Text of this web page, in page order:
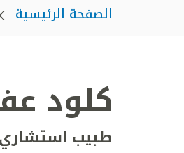
الصفحة الرئيسية
كلود
طبيب استشاري